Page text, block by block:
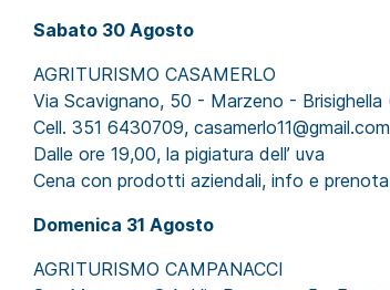
Sabato 30 Agosto
AGRITURISMO CASAMERLO
Via Scavignano, 50 - Marzeno - Brisighella
Cell. 351 6430709, casamerlo11@gmail.com
Dalle ore 19,00, la pigiatura dell’ uva
Cena con prodotti aziendali, info e
Domenica 31 Agosto
AGRITURISMO CAMPANACCI